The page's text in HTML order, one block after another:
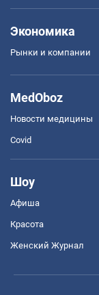
Экономика
Рынки и компании
MedOboz
Новости медицины
Covid
Шоу
Афиша
Красота
Женский Журнал